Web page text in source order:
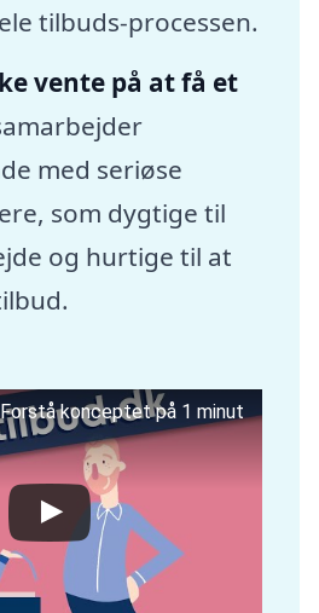
tilbuds-processen.
vente på at få et
med seriøse
som dygtige til
og hurtige til at
konceptet på 1 minut